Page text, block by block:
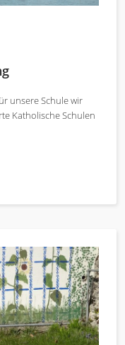
unsere Schule wir
Katholische Schulen